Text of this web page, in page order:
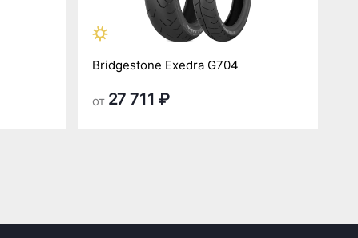
Bridgestone Exedra G704
от 27 711 ₽